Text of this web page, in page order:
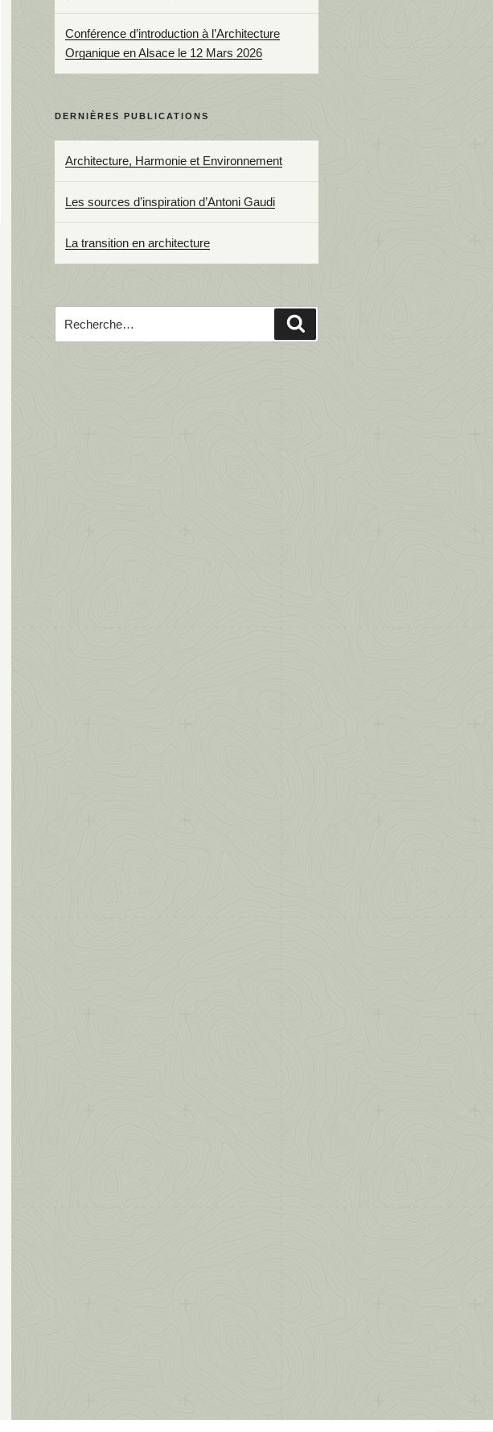
Conférence d’introduction à l’Architecture
Organique en Alsace le 12 Mars 2026
DERNIÈRES PUBLICATIONS
Architecture, Harmonie et Environnement
Les sources d’inspiration d’Antoni Gaudi
La transition en architecture
Recherche